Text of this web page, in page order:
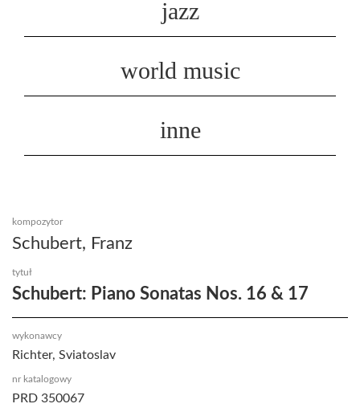
jazz
world music
inne
kompozytor
Schubert, Franz
tytuł
Schubert: Piano Sonatas Nos. 16 & 17
wykonawcy
Richter, Sviatoslav
nr katalogowy
PRD 350067